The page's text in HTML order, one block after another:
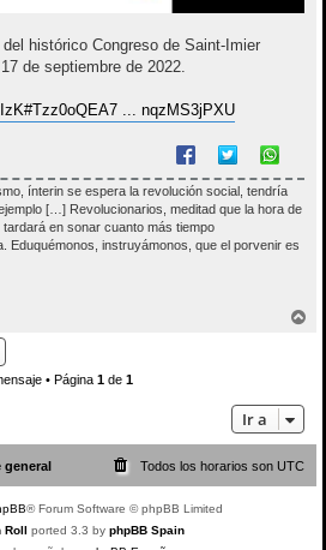
histórico Congreso de Saint-Imier
de septiembre de 2022.
... nqzMS3jPXU
ínterin se espera la revolución social, tendría
[…] Revolucionarios, meditad que la hora de
en sonar cuanto más tiempo
Eduquémonos, instruyámonos, que el porvenir es
• Página 1 de 1
Ir a
general Todos los horarios son UTC
® Forum Software © phpBB Limited
Roll ported 3.3 by phpBB Spain